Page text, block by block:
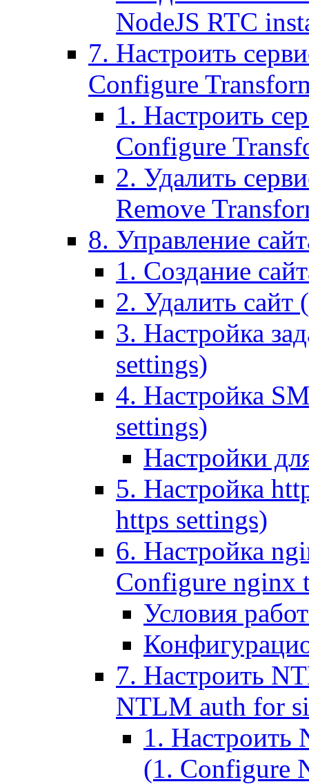
NodeJS RTC
7. Настроить
Configure
1. Настроить
Configure
2. Удалить
Remove
8. Управление
1. Создание
2. Удалить сайт
3. Настройка
settings)
4. Настройка
settings)
Настройки
5. Настройка
https settings)
6. Настройка
Configure nginx
Условия
7. Настроить
NTLM auth for
1. Настроить
(1. Configure